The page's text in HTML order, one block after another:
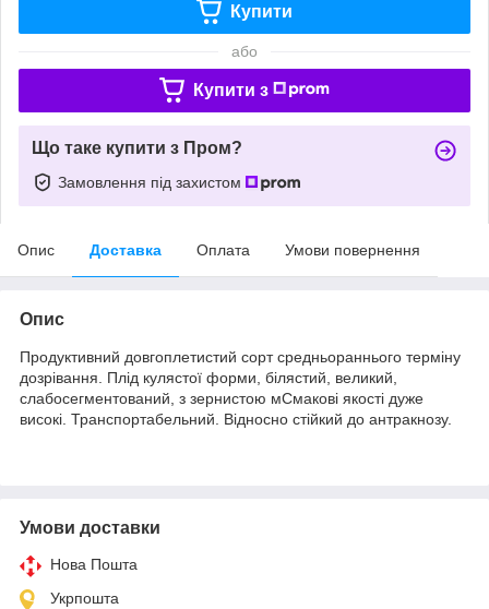
Купити
або
Купити з
Що таке купити з Пром?
Замовлення під захистом
Опис Доставка Оплата Умови повернення
Опис
Продуктивний довгоплетистий сорт средньораннього терміну
дозрівання. Плід кулястої форми, білястий, великий,
слабосегментований, з зернистою мСмакові якості дуже
високі. Транспортабельний. Відносно стійкий до антракнозу.
Умови доставки
Нова Пошта
Укрпошта